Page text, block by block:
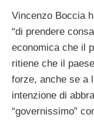
Vincenzo Boccia
“di prendere
economica che il
ritiene che il
forze, anche se a
intenzione di
“governissimo”